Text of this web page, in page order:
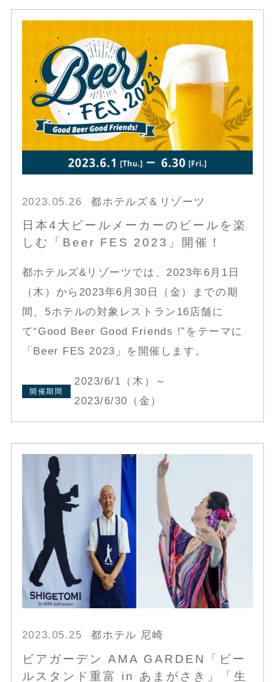
2023.05.26 都ホテルズ＆リゾーツ
日本4大ビールメーカーのビールを楽
しむ「Beer FES 2023」開催！
都ホテルズ&リゾーツでは、2023年6月1日
（木）から2023年6月30日（金）までの期
間、5ホテルの対象レストラン16店舗に
て“Good Beer Good Friends !”をテーマに
「Beer FES 2023」を開催します。
開催期間
2023/6/1（木）～
2023/6/30（金）
2023.05.25 都ホテル 尼崎
ビアガーデン AMA GARDEN「ビー
ルスタンド重富 in あまがさき」「生